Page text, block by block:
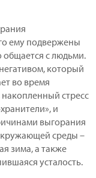
ему подвержены
общается с людьми.
который
во время
стресс
и
выгорания
среды –
зима, а также
усталость.